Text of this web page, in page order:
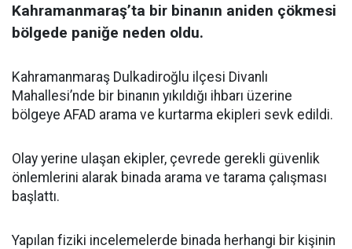
Kahramanmaraş’ta bir binanın aniden çökmesi
bölgede paniğe neden oldu.
Kahramanmaraş Dulkadiroğlu ilçesi Divanlı
Mahallesi’nde bir binanın yıkıldığı ihbarı üzerine
bölgeye AFAD arama ve kurtarma ekipleri sevk edildi.
Olay yerine ulaşan ekipler, çevrede gerekli güvenlik
önlemlerini alarak binada arama ve tarama çalışması
başlattı.
Yapılan fiziki incelemelerde binada herhangi bir kişinin